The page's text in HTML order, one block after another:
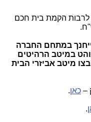
לרבות הקמת בית חכם
במתחם החברה
במיטב הרהיטים
מיטב אביזרי הבית
– כאן.
.